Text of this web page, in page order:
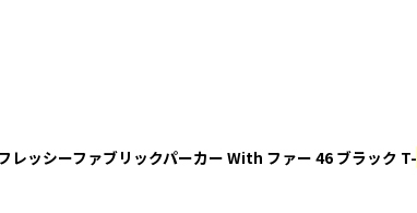
ッシーファブリックパーカー With ファー 46 ブラック T-